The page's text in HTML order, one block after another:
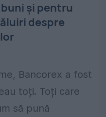
și pentru
despre
Bancorex a fost
toți. Toți care
să pună